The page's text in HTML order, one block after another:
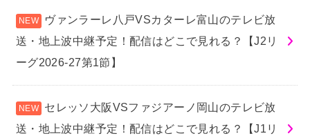
ヴァンラーレ八戸VSカターレ富山のテレビ放
送・地上波中継予定！配信はどこで見れる？【J2リ
ーグ2026-27第1節】
セレッソ大阪VSファジアーノ岡山のテレビ放
送・地上波中継予定！配信はどこで見れる？【J1リ